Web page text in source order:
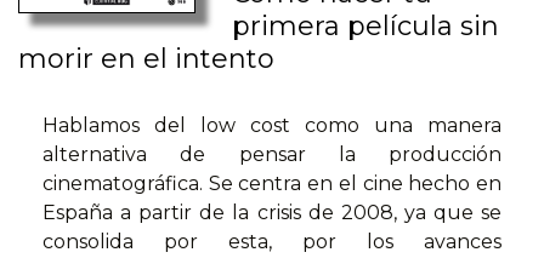
primera película sin
morir en el intento
Hablamos del low cost como una manera
alternativa de pensar la producción
cinematográfica. Se centra en el cine hecho en
España a partir de la crisis de 2008, ya que se
consolida por esta, por los avances